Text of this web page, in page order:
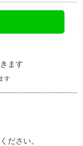
ます
す
ださい。